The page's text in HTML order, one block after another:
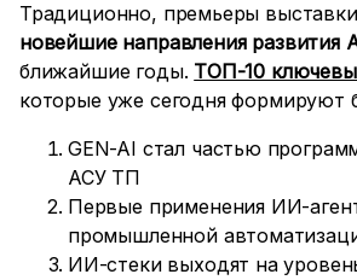
Традиционно, премьеры
новейшие направления развития
ближайшие годы. ТОП-10
которые уже сегодня формируют
GEN-AI стал частью
АСУ ТП
Первые применения ИИ-
промышленной
ИИ-стеки выходят на